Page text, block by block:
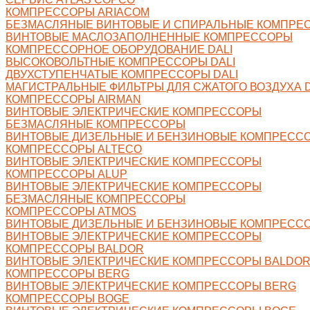
КОМПРЕССОРЫ ARIACOM
БЕЗМАСЛЯНЫЕ ВИНТОВЫЕ И СПИРАЛЬНЫЕ
ВИНТОВЫЕ МАСЛОЗАПОЛНЕННЫЕ КОМПРЕССОРЫ
КОМПРЕССОРНОЕ ОБОРУДОВАНИЕ DALI
ВЫСОКОВОЛЬТНЫЕ КОМПРЕССОРЫ DALI
ДВУХСТУПЕНЧАТЫЕ КОМПРЕССОРЫ DALI
МАГИСТРАЛЬНЫЕ ФИЛЬТРЫ ДЛЯ СЖАТОГО ВОЗДУХА
КОМПРЕССОРЫ AIRMAN
ВИНТОВЫЕ ЭЛЕКТРИЧЕСКИЕ КОМПРЕССОРЫ
БЕЗМАСЛЯНЫЕ КОМПРЕССОРЫ
ВИНТОВЫЕ ДИЗЕЛЬНЫЕ И БЕНЗИНОВЫЕ
КОМПРЕССОРЫ ALTECO
ВИНТОВЫЕ ЭЛЕКТРИЧЕСКИЕ КОМПРЕССОРЫ
КОМПРЕССОРЫ ALUP
ВИНТОВЫЕ ЭЛЕКТРИЧЕСКИЕ КОМПРЕССОРЫ
БЕЗМАСЛЯНЫЕ КОМПРЕССОРЫ
КОМПРЕССОРЫ ATMOS
ВИНТОВЫЕ ДИЗЕЛЬНЫЕ И БЕНЗИНОВЫЕ
ВИНТОВЫЕ ЭЛЕКТРИЧЕСКИЕ КОМПРЕССОРЫ
КОМПРЕССОРЫ BALDOR
ВИНТОВЫЕ ЭЛЕКТРИЧЕСКИЕ КОМПРЕССОРЫ BALDOR
КОМПРЕССОРЫ BERG
ВИНТОВЫЕ ЭЛЕКТРИЧЕСКИЕ КОМПРЕССОРЫ BERG
КОМПРЕССОРЫ BOGE